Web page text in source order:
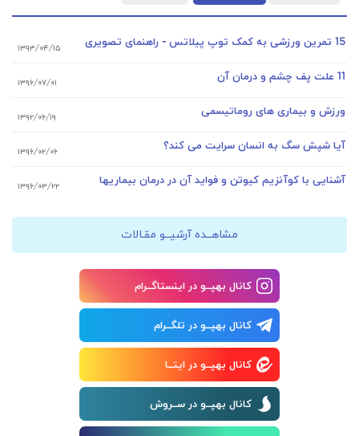
15 تمرین ورزشی به کمک توپ پیلاتس - راهنمای تصویری ۱۳۹۳/۰۴/۱۵
11 علت پف چشم و درمان آن ۱۳۹۶/۰۷/۰۱
ورزش و بیماری های روماتیسمی ۱۳۹۲/۰۶/۱۹
آیا شپش سگ به انسان سرایت می کند؟ ۱۳۹۶/۰۲/۰۶
آشنایی با کوآنزیم کیوتن و فواید آن در درمان بیماریها ۱۳۹۶/۰۳/۲۲
مشاهــده آرشیــو مقـالات
کانال بهپــو در اینستاگــرام
کانال بهپــو در تلگــرام
کانال بهپــو در ایتــا
کانال بهپــو در ســروش